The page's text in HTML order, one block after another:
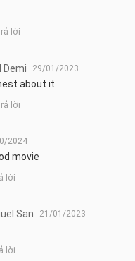
lời
Demi 29/01/2023
about it
lời
2024
movie
lời
San 21/01/2023
lời